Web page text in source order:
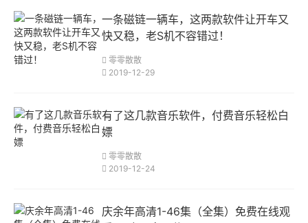
一条磁链一辆车，这两款软件让开车又
快又稳，老S机不容错过！
零零散散
2019-12-29
有了这几款音乐软件，付费音乐轻松白
嫖
零零散散
2019-12-24
庆余年高清1-46集（全集）免费在线观